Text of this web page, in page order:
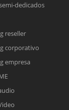
con el enlace a
el formulario
dedicados
reseller
corporativo
empresa